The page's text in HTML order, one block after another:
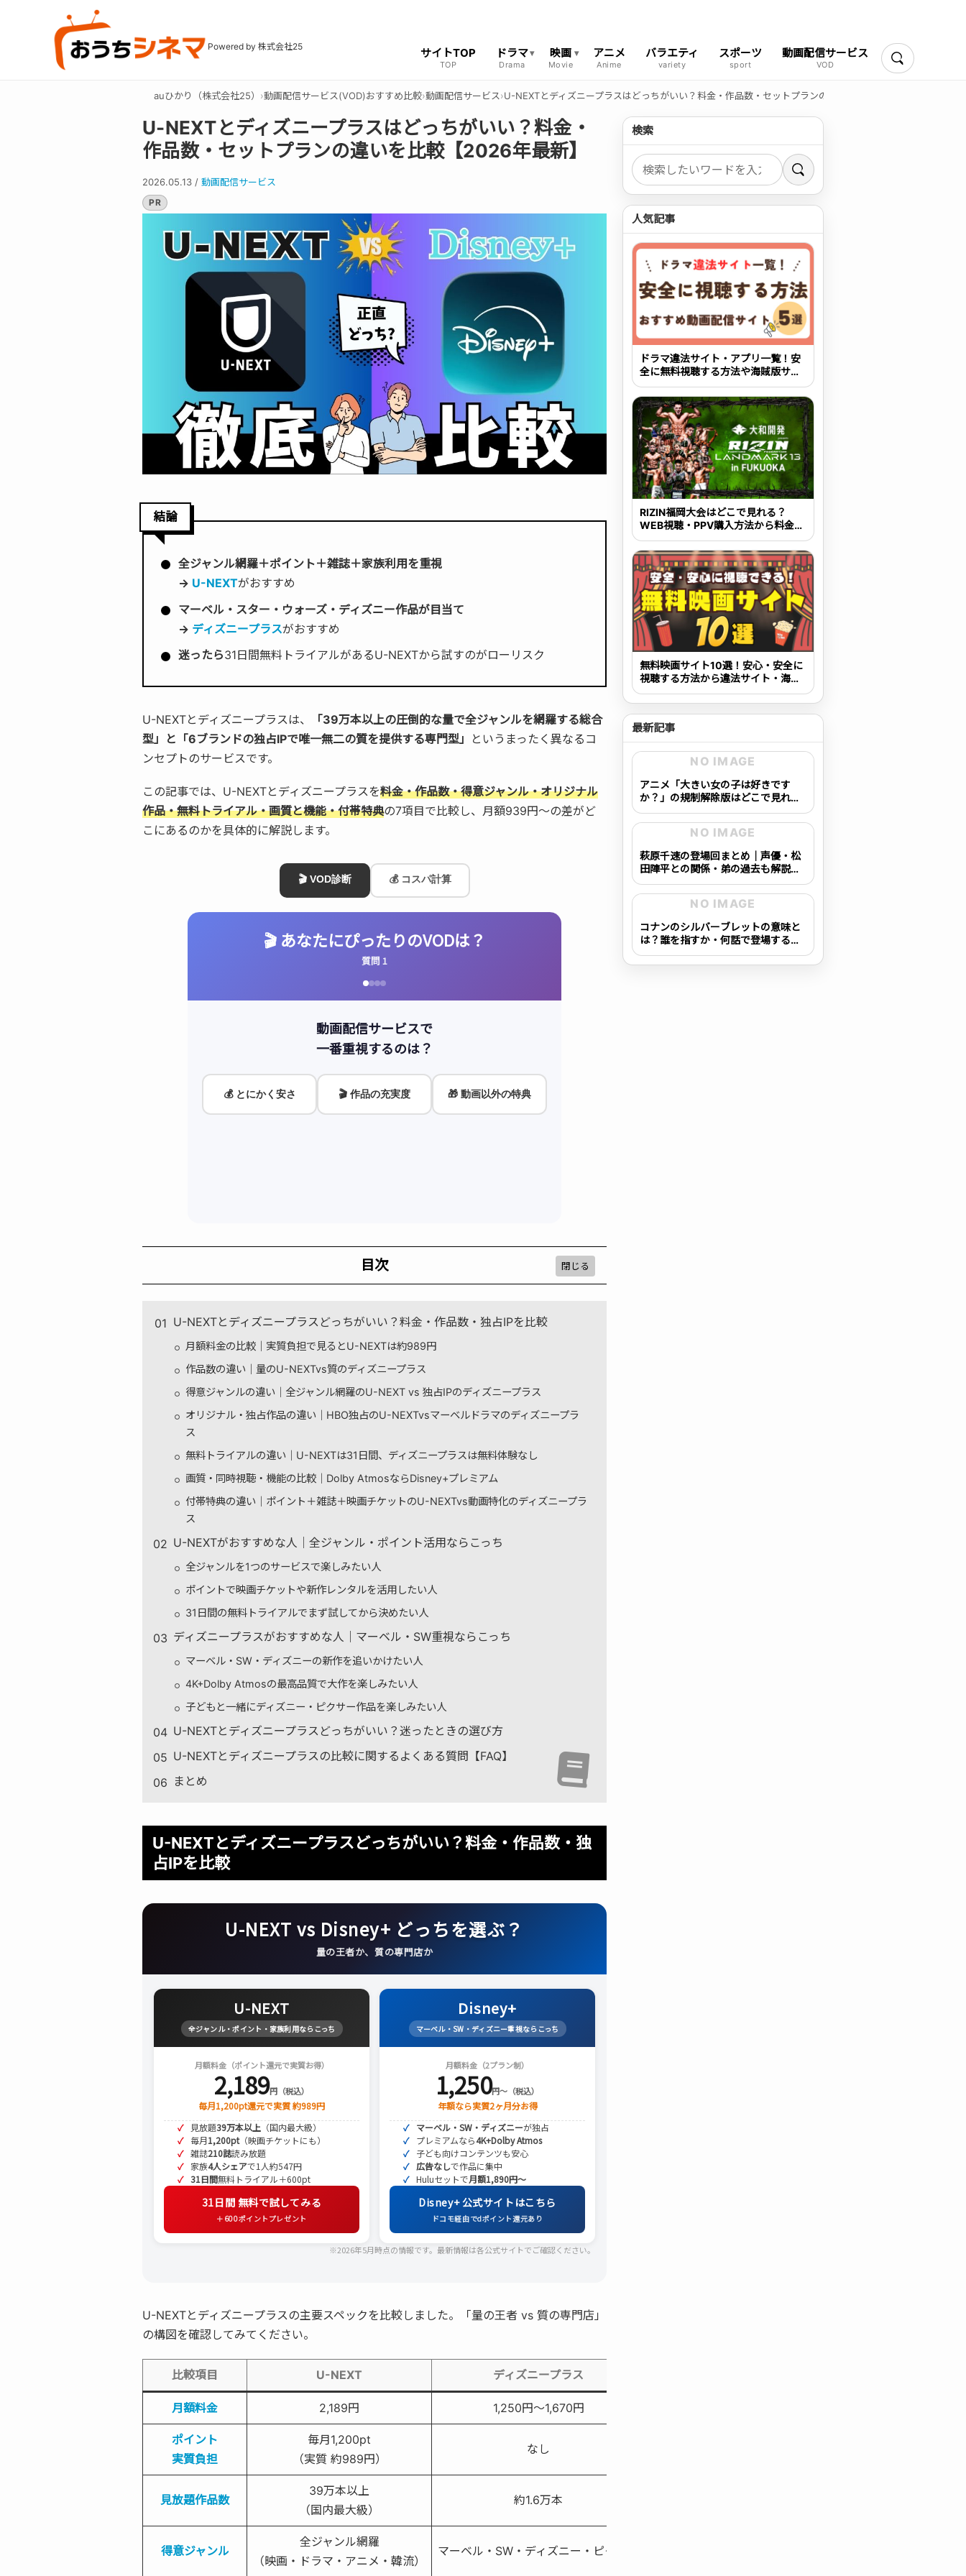
Powered by 株式会社25 サイトTOP ドラマ 映画 アニメ バラエティ スポーツ 動画配信サービス
検索
auひかり（株式会社25） ›動画配信サービス(VOD)おすすめ比較›動画配信サービス›U-NEXTとディズニープラスはどっちがいい？料金・作品数・セットプランの違いを比較【2026年最新】
U-NEXTとディズニープラスはどっちがいい？料金・
作品数・セットプランの違いを比較【2026年最新】
2026.05.13 / 動画配信サービス
PR
結論
全ジャンル網羅＋ポイント＋雑誌＋家族利用を重視
→ U-NEXTがおすすめ
マーベル・スター・ウォーズ・ディズニー作品が目当て
→ ディズニープラスがおすすめ
迷ったら31日間無料トライアルがあるU-NEXTから試すのがローリスク
U-NEXTとディズニープラスは、
「39万本以上の圧倒的な量で全ジャンルを網羅する総合
型」と「6ブランドの独占IPで唯一無二の質を提供する専門型」
というまったく異なるコ
ンセプトのサービスです。
この記事では、U-NEXTとディズニープラスを料金・作品数・得意ジャンル・オリジナル
作品・無料トライアル・画質と機能・付帯特典の7項目で比較し、月額939円〜の差がど
こにあるのかを具体的に解説します。
🎬 VOD診断 💰 コスパ計算
🎬 あなたにぴったりのVODは？
質問 1
動画配信サービスで
一番重視するのは？
💰 とにかく安さ 🎬 作品の充実度 🎁 動画以外の特典
目次
U-NEXTとディズニープラスどっちがいい？料金・作品数・独占IPを比較
月額料金の比較｜実質負担で見るとU-NEXTは約989円
作品数の違い｜量のU-NEXTvs質のディズニープラス
得意ジャンルの違い｜全ジャンル網羅のU-NEXT vs 独占IPのディズニープラス
オリジナル・独占作品の違い｜HBO独占のU-NEXTvsマーベルドラマのディズニープラ
ス
無料トライアルの違い｜U-NEXTは31日間、ディズニープラスは無料体験なし
画質・同時視聴・機能の比較｜Dolby AtmosならDisney+プレミアム
付帯特典の違い｜ポイント＋雑誌＋映画チケットのU-NEXTvs動画特化のディズニープラ
ス
U-NEXTがおすすめな人｜全ジャンル・ポイント活用ならこっち
全ジャンルを1つのサービスで楽しみたい人
ポイントで映画チケットや新作レンタルを活用したい人
31日間の無料トライアルでまず試してから決めたい人
ディズニープラスがおすすめな人｜マーベル・SW重視ならこっち
マーベル・SW・ディズニーの新作を追いかけたい人
4K+Dolby Atmosの最高品質で大作を楽しみたい人
子どもと一緒にディズニー・ピクサー作品を楽しみたい人
U-NEXTとディズニープラスどっちがいい？迷ったときの選び方
U-NEXTとディズニープラスの比較に関するよくある質問【FAQ】
まとめ
U-NEXTとディズニープラスどっちがいい？料金・作品数・独
占IPを比較
U-NEXT vs Disney+ どっちを選ぶ？
量の王者か、質の専門店か
U-NEXT
全ジャンル・ポイント・家族利用ならこっち
月額料金（ポイント還元で実質お得）
2,189円（税込）
毎月1,200pt還元で実質 約989円
見放題39万本以上 （国内最大級）
毎月1,200pt（映画チケットにも）
雑誌210誌読み放題
家族4人シェアで1人約547円
31日間無料トライアル＋600pt
31日間 無料で試してみる
＋600ポイントプレゼント
Disney+
マーベル・SW・ディズニー重視ならこっち
月額料金（2プラン制）
1,250円〜（税込）
年額なら実質2ヶ月分お得
マーベル・SW・ディズニーが独占
プレミアムなら4K+Dolby Atmos
子ども向けコンテンツも安心
広告なしで作品に集中
Huluセットで月額1,890円〜
Disney+ 公式サイトはこちら
ドコモ経由でdポイント還元あり
※2026年5月時点の情報です。最新情報は各公式サイトでご確認ください。
U-NEXTとディズニープラスの主要スペックを比較しました。「量の王者 vs 質の専門店」
の構図を確認してみてください。
比較項目 U-NEXT ディズニープラス
月額料金 2,189円 1,250円〜1,670円
ポイント
実質負担
毎月1,200pt
（実質 約989円）
なし
見放題作品数
39万本以上
（国内最大級）
約1.6万本
得意ジャンル
全ジャンル網羅
（映画・ドラマ・アニメ・韓流）
マーベル・SW・ディズニー・ピクサー
検索
検索
人気記事
ドラマ違法サイト・アプリ一覧！安
全に無料視聴する方法や海賊版サイ
トの危険性を解説
RIZIN福岡大会はどこで見れる？
WEB視聴・PPV購入方法から料金・
大会概要まで解説【2026年最新】
無料映画サイト10選！安心・安全に
視聴する方法から違法サイト・海賊
版の見分け方も解説
最新記事
NO IMAGE
アニメ「大きい女の子は好きです
か？」の規制解除版はどこで見れ
る？配信状況を確認！
NO IMAGE
萩原千速の登場回まとめ｜声優・松
田陣平との関係・弟の過去も解説
【コナン】
NO IMAGE
コナンのシルバーブレットの意味と
は？誰を指すか・何話で登場するか
を完全解説